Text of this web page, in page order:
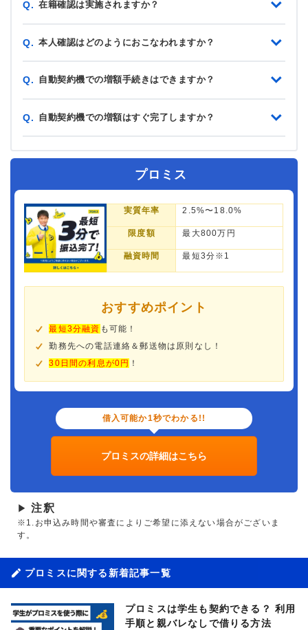
Q. 在籍確認は実施されますか？
Q. 本人確認はどのようにおこなわれますか？
Q. 自動契約機での増額手続きはできますか？
Q. 自動契約機での増額はすぐ完了しますか？
プロミス
実質年率 2.5%〜18.0%
限度額 最大800万円
融資時間 最短3分※1
おすすめポイント
最短3分融資 も可能！
勤務先への電話連絡＆郵送物は原則なし！
30日間の利息が0円 ！
借入可能か1秒でわかる!!
プロミスの詳細はこちら
▶ 注釈
※1.お申込み時間や審査によりご希望に添えない場合がございま
す。
プロミスに関する新着記事一覧
プロミスは学生も契約できる？ 利用
手順と親バレなしで借りる方法